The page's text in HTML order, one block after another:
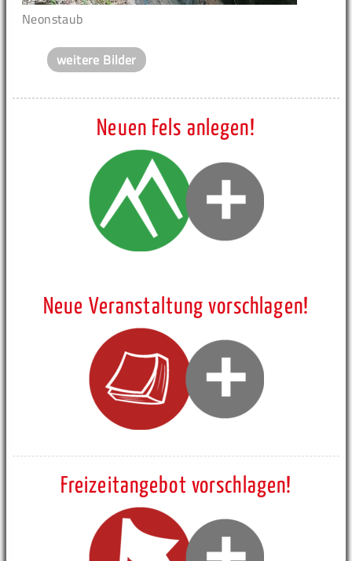
Neonstaub
weitere Bilder
Neuen Fels anlegen!
Neue Veranstaltung vorschlagen!
Freizeitangebot vorschlagen!